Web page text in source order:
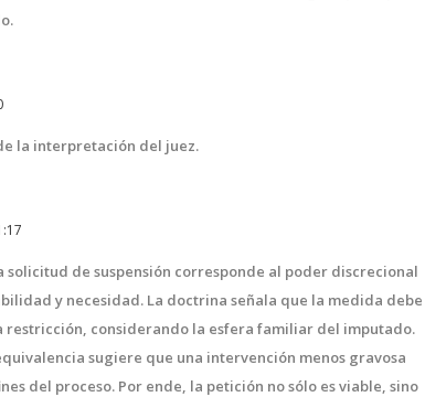
la interpretación del juez.
solicitud de suspensión corresponde al poder discrecional
y necesidad. La doctrina señala que la medida debe
restricción, considerando la esfera familiar del imputado.
sugiere que una intervención menos gravosa
del proceso. Por ende, la petición no sólo es viable, sino